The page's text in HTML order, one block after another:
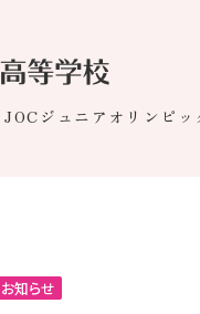
JOCジュニアオリンピ
お知らせ